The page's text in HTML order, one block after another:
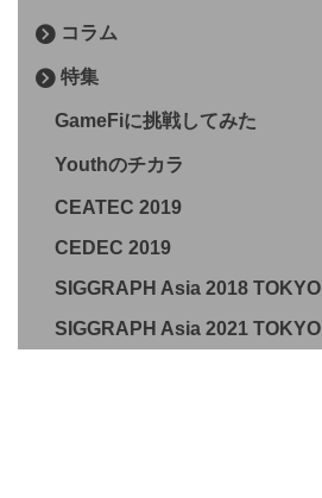
コラム
特集
GameFiに挑戦してみた
Youthのチカラ
CEATEC 2019
CEDEC 2019
SIGGRAPH Asia 2018 TOKYO
SIGGRAPH Asia 2021 TOKYO